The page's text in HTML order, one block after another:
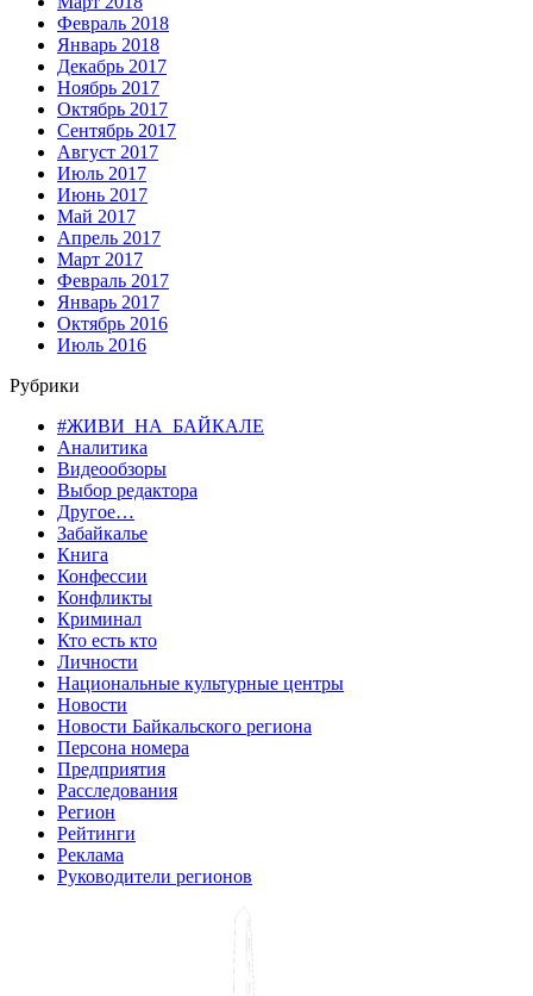
Февраль 2018
Январь 2018
Декабрь 2017
Ноябрь 2017
Октябрь 2017
Сентябрь 2017
Август 2017
Июль 2017
Июнь 2017
Май 2017
Апрель 2017
Март 2017
Февраль 2017
Январь 2017
Октябрь 2016
Июль 2016
Рубрики
#ЖИВИ_НА_БАЙКАЛЕ
Аналитика
Видеообзоры
Выбор редактора
Другое…
Забайкалье
Книга
Конфессии
Конфликты
Криминал
Кто есть кто
Личности
Национальные культурные центры
Новости
Новости Байкальского региона
Персона номера
Предприятия
Расследования
Регион
Рейтинги
Реклама
Руководители регионов